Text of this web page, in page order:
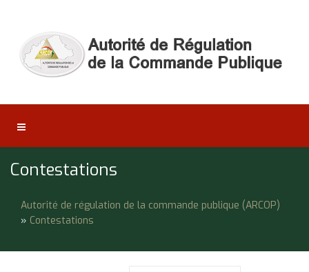
Contestations
Autorité de régulation de la commande publique (ARCOP)
» Contestations